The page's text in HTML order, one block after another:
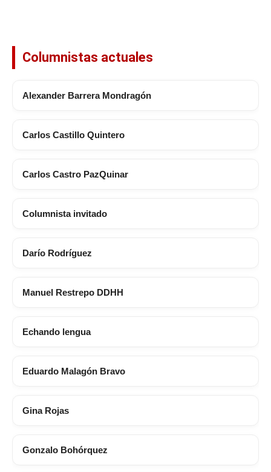
Columnistas actuales
Alexander Barrera Mondragón
Carlos Castillo Quintero
Carlos Castro PazQuinar
Columnista invitado
Darío Rodríguez
Manuel Restrepo DDHH
Echando lengua
Eduardo Malagón Bravo
Gina Rojas
Gonzalo Bohórquez